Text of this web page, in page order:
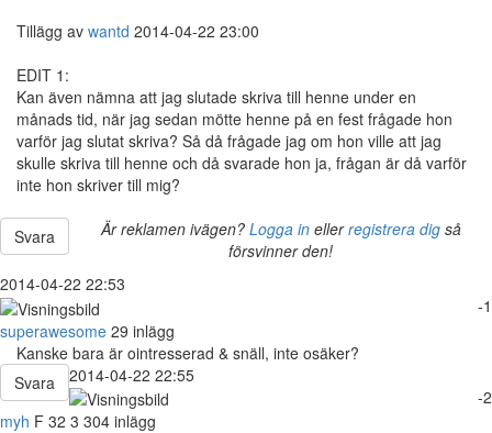
Tillägg av wantd 2014-04-22 23:00
EDIT 1:
Kan även nämna att jag slutade skriva till henne under en
månads tid, när jag sedan mötte henne på en fest frågade hon
varför jag slutat skriva? Så då frågade jag om hon ville att jag
skulle skriva till henne och då svarade hon ja, frågan är då varför
inte hon skriver till mig?
Svara Är reklamen ivägen? Logga inellerregistrera digså
försvinner den!
2014-04-22 22:53
-1
superawesome 29 inlägg
Kanske bara är ointresserad & snäll, inte osäker?
Svara
2014-04-22 22:55
-2
myh F 32 3 304 inlägg